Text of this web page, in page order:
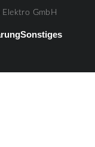
GmbH
Sonstiges